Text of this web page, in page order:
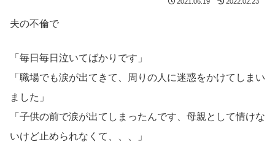
夫の不倫で
「毎日毎日泣いてばかりです」
「職場でも涙が出てきて、周りの人に迷惑をかけてしまい
ました」
「子供の前で涙が出てしまったんです、母親として情けな
いけど止められなくて、、、」